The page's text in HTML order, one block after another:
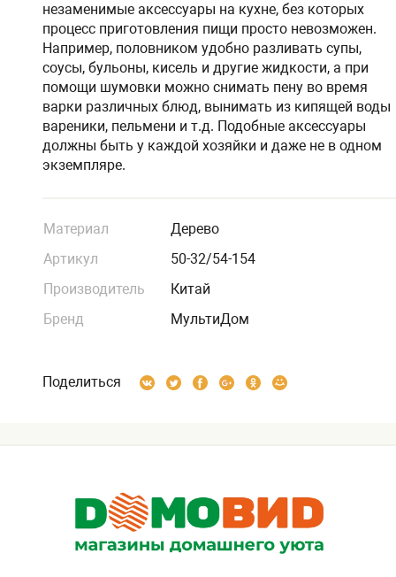
незаменимые аксессуары на кухне, без которых
процесс приготовления пищи просто невозможен.
Например, половником удобно разливать супы,
соусы, бульоны, кисель и другие жидкости, а при
помощи шумовки можно снимать пену во время
варки различных блюд, вынимать из кипящей воды
вареники, пельмени и т.д. Подобные аксессуары
должны быть у каждой хозяйки и даже не в одном
экземпляре.
Материал
Дерево
Артикул
50-32/54-154
Производитель
Китай
Бренд
МультиДом
Поделиться